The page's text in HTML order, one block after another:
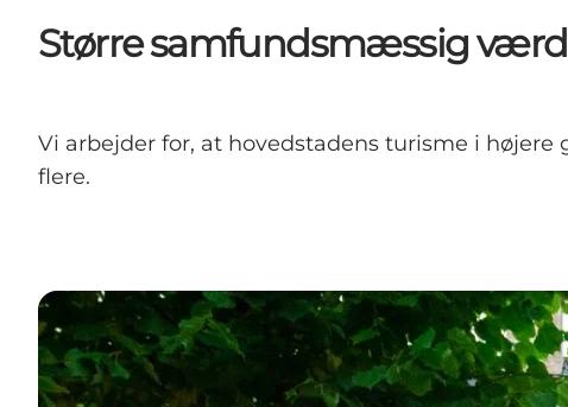
Turismeviden
Om Wonderful Copenhagen
Større samfundsmæssig
Vi arbejder for, at hovedstadens turisme i
flere.